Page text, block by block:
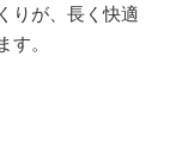
りが、長く快適
。